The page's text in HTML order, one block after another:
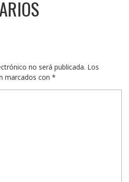
no será publicada. Los
marcados con *